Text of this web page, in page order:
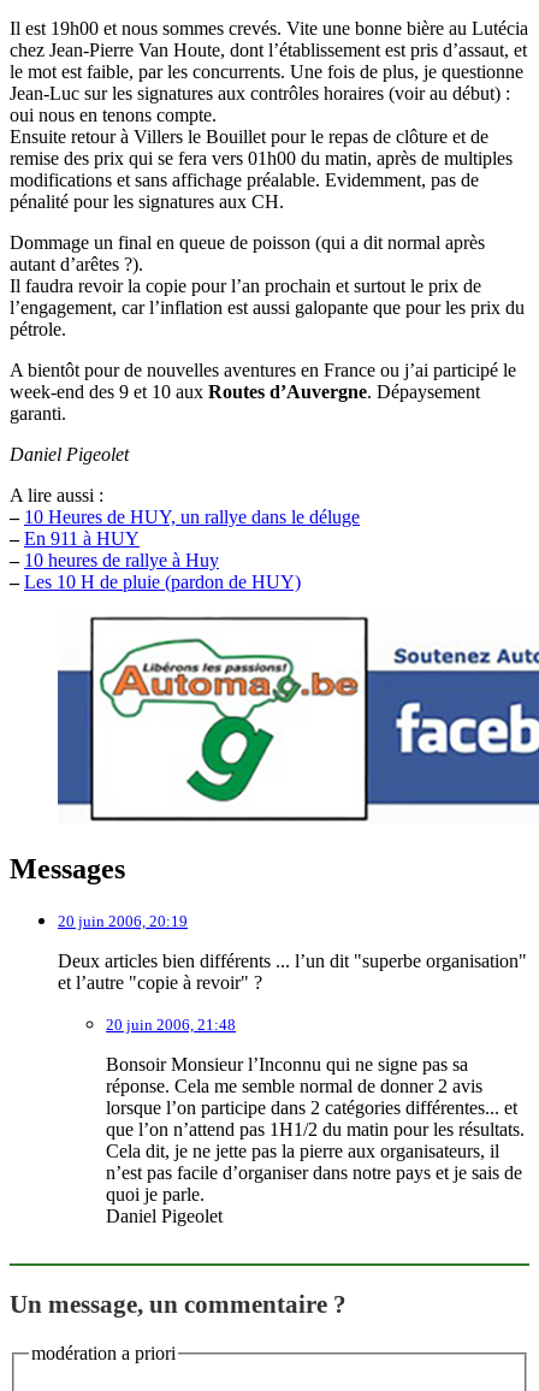
Il est 19h00 et nous sommes crevés. Vite une bonne bière au Lutécia
chez Jean-Pierre Van Houte, dont l’établissement est pris d’assaut, et
le mot est faible, par les concurrents. Une fois de plus, je questionne
Jean-Luc sur les signatures aux contrôles horaires (voir au début) :
oui nous en tenons compte.
Ensuite retour à Villers le Bouillet pour le repas de clôture et de
remise des prix qui se fera vers 01h00 du matin, après de multiples
modifications et sans affichage préalable. Evidemment, pas de
pénalité pour les signatures aux CH.
Dommage un final en queue de poisson (qui a dit normal après
autant d’arêtes ?).
Il faudra revoir la copie pour l’an prochain et surtout le prix de
l’engagement, car l’inflation est aussi galopante que pour les prix du
pétrole.
A bientôt pour de nouvelles aventures en France ou j’ai participé le
week-end des 9 et 10 aux Routes d’Auvergne. Dépaysement
garanti.
Daniel Pigeolet
A lire aussi :
– 10 Heures de HUY, un rallye dans le déluge
– En 911 à HUY
– 10 heures de rallye à Huy
– Les 10 H de pluie (pardon de HUY)
Messages
20 juin 2006, 20:19
Deux articles bien différents ... l’un dit "superbe organisation"
et l’autre "copie à revoir" ?
20 juin 2006, 21:48
Bonsoir Monsieur l’Inconnu qui ne signe pas sa
réponse. Cela me semble normal de donner 2 avis
lorsque l’on participe dans 2 catégories différentes... et
que l’on n’attend pas 1H1/2 du matin pour les résultats.
Cela dit, je ne jette pas la pierre aux organisateurs, il
n’est pas facile d’organiser dans notre pays et je sais de
quoi je parle.
Daniel Pigeolet
Un message, un commentaire ?
modération a priori